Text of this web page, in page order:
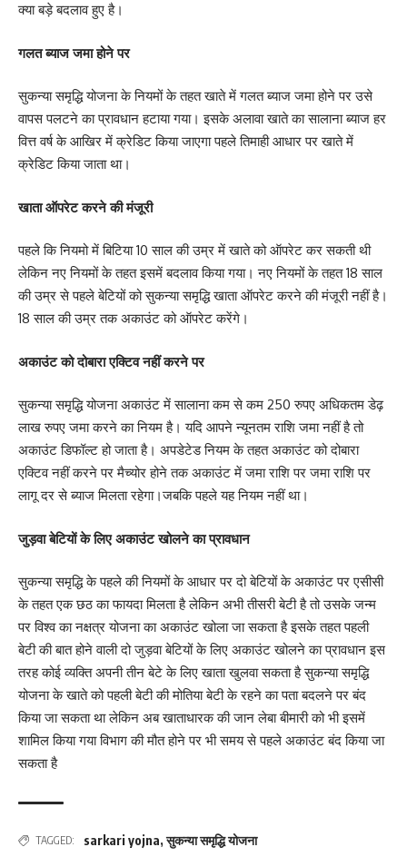
क्या बड़े बदलाव हुए है।
गलत ब्याज जमा होने पर
सुकन्या समृद्धि योजना के नियमों के तहत खाते में गलत ब्याज जमा होने पर उसे
वापस पलटने का प्रावधान हटाया गया। इसके अलावा खाते का सालाना ब्याज हर
वित्त वर्ष के आखिर में क्रेडिट किया जाएगा पहले तिमाही आधार पर खाते में
क्रेडिट किया जाता था।
खाता ऑपरेट करने की मंजूरी
पहले कि नियमो में बिटिया 10 साल की उम्र में खाते को ऑपरेट कर सकती थी
लेकिन नए नियमों के तहत इसमें बदलाव किया गया। नए नियमों के तहत 18 साल
की उम्र से पहले बेटियों को सुकन्या समृद्धि खाता ऑपरेट करने की मंजूरी नहीं है।
18 साल की उम्र तक अकाउंट को ऑपरेट करेंगे।
अकाउंट को दोबारा एक्टिव नहीं करने पर
सुकन्या समृद्धि योजना अकाउंट में सालाना कम से कम 250 रुपए अधिकतम डेढ़
लाख रुपए जमा करने का नियम है। यदि आपने न्यूनतम राशि जमा नहीं है तो
अकाउंट डिफॉल्ट हो जाता है। अपडेटेड नियम के तहत अकाउंट को दोबारा
एक्टिव नहीं करने पर मैच्योर होने तक अकाउंट में जमा राशि पर जमा राश‍ि पर
लागू दर से ब्‍याज मिलता रहेगा।जबकि पहले यह नियम नहीं था।
जुड़वा बेटियों के लिए अकाउंट खोलने का प्रावधान
सुकन्या समृद्धि के पहले की नियमों के आधार पर दो बेटियों के अकाउंट पर एसीसी
के तहत एक छठ का फायदा मिलता है लेकिन अभी तीसरी बेटी है तो उसके जन्म
पर विश्व का नक्षत्र योजना का अकाउंट खोला जा सकता है इसके तहत पहली
बेटी की बात होने वाली दो जुड़वा बेटियों के लिए अकाउंट खोलने का प्रावधान इस
तरह कोई व्यक्ति अपनी तीन बेटे के लिए खाता खुलवा सकता है सुकन्या समृद्धि
योजना के खाते को पहली बेटी की मोतिया बेटी के रहने का पता बदलने पर बंद
किया जा सकता था लेकिन अब खाताधारक की जान लेबा बीमारी को भी इसमें
शामिल किया गया विभाग की मौत होने पर भी समय से पहले अकाउंट बंद किया जा
सकता है
TAGGED: sarkari yojna,सुकन्या समृद्धि योजना